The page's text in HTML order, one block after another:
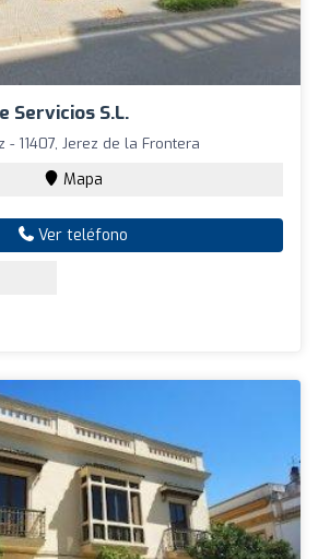
Servicios S.L.
- 11407, Jerez de la Frontera
Mapa
Ver teléfono